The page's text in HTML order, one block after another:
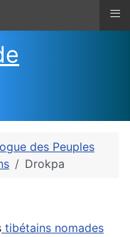
des Peuples
Drokpa
tibétains nomades
≡